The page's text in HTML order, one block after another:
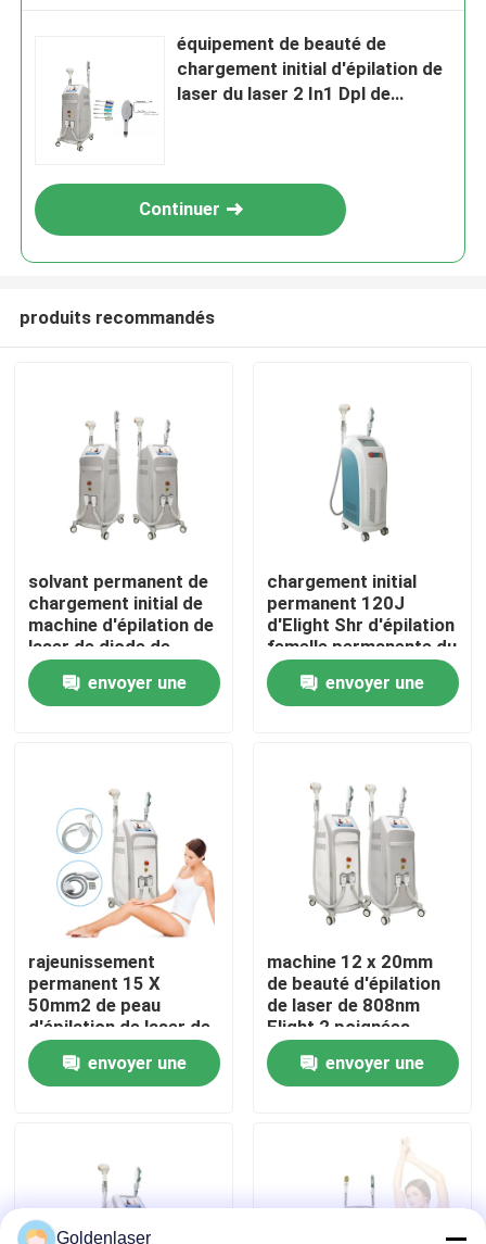
Maison
Produits
VR Show
Au sujet de nous
Visite d'usine
Contrôle de qualité
Nouvelles
Demandez une citation
équipement de beauté de
chargement initial d'épilation de
laser du laser 2 In1 Dpl de
Continuer
produits recommandés
solvant permanent de
chargement initial de
machine d'épilation de
laser de diode de
3000w 50j/Cm2 Elight
SHR
envoyer une
chargement initial
permanent 120J
d'Elight Shr d'épilation
femelle permanente du
visage 110V
envoyer une
rajeunissement
permanent 15 X
50mm2 de peau
d'épilation de laser de
diode du chargement
initial SHR de l'acné
480nm
envoyer une
machine 12 x 20mm
de beauté d'épilation
de laser de 808nm
Elight 2 poignées
envoyer une
Goldenlaser